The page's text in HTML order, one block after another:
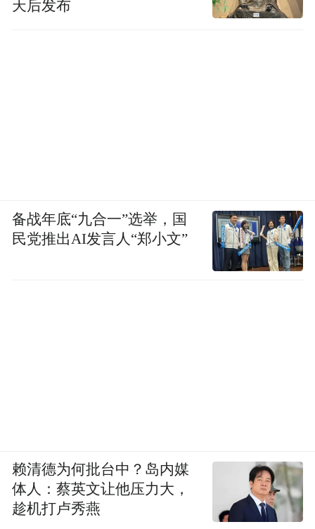
天后发布
备战年底“九合一”选举，国
民党推出AI发言人“郑小文”
赖清德为何批台中？岛内媒
体人：蔡英文让他压力大，
趁机打卢秀燕